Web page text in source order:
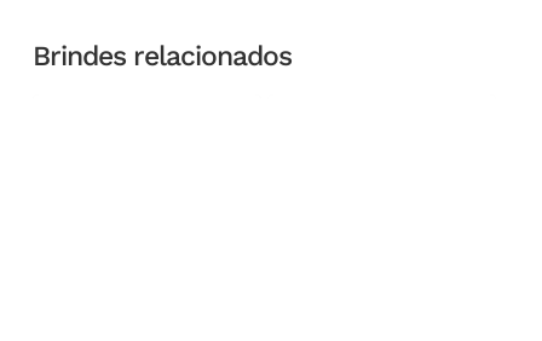
Brindes relacionados